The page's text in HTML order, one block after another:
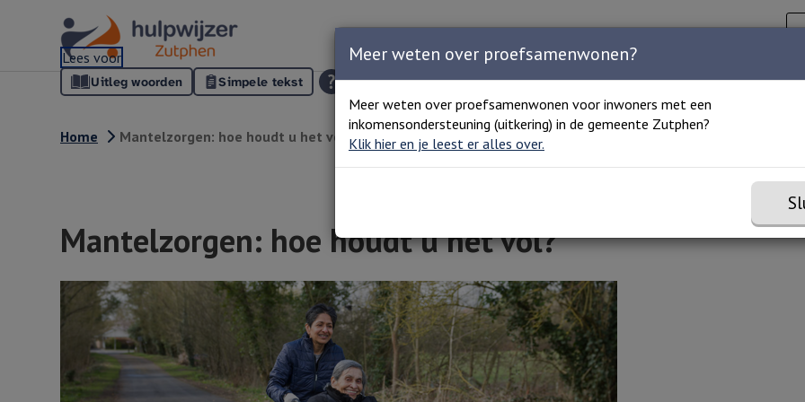
Lees voor
Uitleg woorden Simpele tekst
Zoeken
Home Mantelzorgen: hoe houdt u het vol?
Mantelzorgen: hoe houdt u het vol?
Meer weten over proefsamenwonen?
Meer weten over proefsamenwonen voor inwoners met een
inkomensondersteuning (uitkering) in de gemeente Zutphen?
Klik hier en je leest er alles over.